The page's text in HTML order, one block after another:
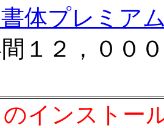
体プレミア
１２，００
インストー